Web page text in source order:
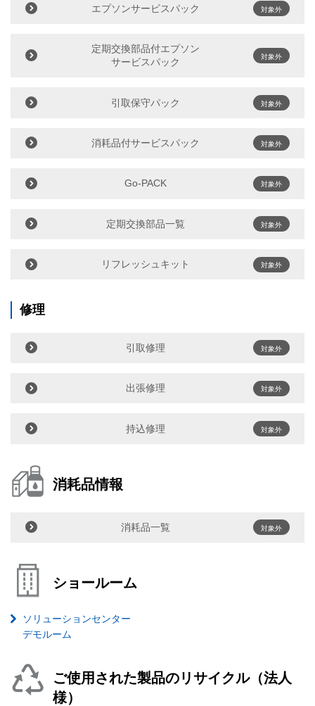
エプソンサービスパック 対象外
定期交換部品付エプソン
サービスパック
対象外
引取保守パック 対象外
消耗品付サービスパック 対象外
Go-PACK 対象外
定期交換部品一覧 対象外
リフレッシュキット 対象外
修理
引取修理 対象外
出張修理 対象外
持込修理 対象外
消耗品情報
消耗品一覧 対象外
ショールーム
ソリューションセンター
デモルーム
ご使用された製品のリサイクル（法人
様）